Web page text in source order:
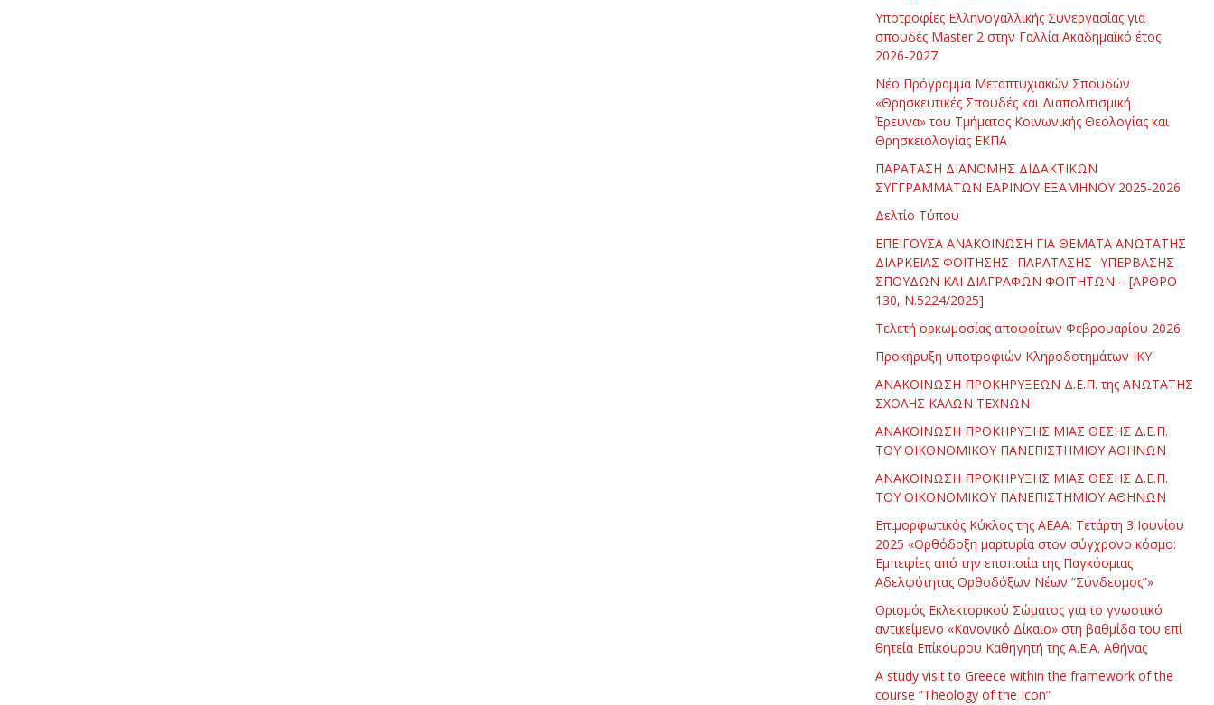
Υποτροφίες Ελληνογαλλικής Συνεργασίας για
σπουδές Master 2 στην Γαλλία Ακαδημαϊκό έτος
2026-2027
Νέο Πρόγραμμα Μεταπτυχιακών Σπουδών
«Θρησκευτικές Σπουδές και Διαπολιτισμική
Έρευνα» του Τμήματος Κοινωνικής Θεολογίας και
Θρησκειολογίας ΕΚΠΑ
ΠΑΡΑΤΑΣΗ ΔΙΑΝΟΜΗΣ ΔΙΔΑΚΤΙΚΩΝ
ΣΥΓΓΡΑΜΜΑΤΩΝ ΕΑΡΙΝΟΥ ΕΞΑΜΗΝΟΥ 2025-2026
Δελτίο Τύπου
ΕΠΕΙΓΟΥΣΑ ΑΝΑΚΟΙΝΩΣΗ ΓΙΑ ΘΕΜΑΤΑ ΑΝΩΤΑΤΗΣ
ΔΙΑΡΚΕΙΑΣ ΦΟΙΤΗΣΗΣ- ΠΑΡΑΤΑΣΗΣ- ΥΠΕΡΒΑΣΗΣ
ΣΠΟΥΔΩΝ ΚΑΙ ΔΙΑΓΡΑΦΩΝ ΦΟΙΤΗΤΩΝ – [ΑΡΘΡΟ
130, Ν.5224/2025]
Τελετή ορκωμοσίας αποφοίτων Φεβρουαρίου 2026
Προκήρυξη υποτροφιών Κληροδοτημάτων ΙΚΥ
ΑΝΑΚΟΙΝΩΣΗ ΠΡΟΚΗΡΥΞΕΩΝ Δ.Ε.Π. της ΑΝΩΤΑΤΗΣ
ΣΧΟΛΗΣ ΚΑΛΩΝ ΤΕΧΝΩΝ
ΑΝΑΚΟΙΝΩΣΗ ΠΡΟΚΗΡΥΞΗΣ ΜΙΑΣ ΘΕΣΗΣ Δ.Ε.Π.
ΤΟΥ ΟΙΚΟΝΟΜΙΚΟΥ ΠΑΝΕΠΙΣΤΗΜΙΟΥ ΑΘΗΝΩΝ
ΑΝΑΚΟΙΝΩΣΗ ΠΡΟΚΗΡΥΞΗΣ ΜΙΑΣ ΘΕΣΗΣ Δ.Ε.Π.
ΤΟΥ ΟΙΚΟΝΟΜΙΚΟΥ ΠΑΝΕΠΙΣΤΗΜΙΟΥ ΑΘΗΝΩΝ
Επιμορφωτικός Κύκλος της ΑΕΑΑ: Τετάρτη 3 Ιουνίου
2025 «Ορθόδοξη μαρτυρία στον σύγχρονο κόσμο:
Εμπειρίες από την εποποιία της Παγκόσμιας
Αδελφότητας Ορθοδόξων Νέων “Σύνδεσμος”»
Ορισμός Εκλεκτορικού Σώματος για το γνωστικό
αντικείμενο «Κανονικό Δίκαιο» στη βαθμίδα του επί
θητεία Επίκουρου Καθηγητή της Α.Ε.Α. Αθήνας
Α study visit to Greece within the framework of the
course “Theology of the Icon”